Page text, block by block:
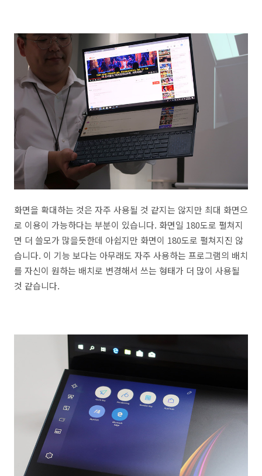
화면을 확대하는 것은 자주 사용될 것 같지는 않지만 최대 화면으
로 이용이 가능하다는 부분이 있습니다. 화면일 180도로 펼쳐지
면 더 쓸모가 많을듯한데 아쉽지만 화면이 180도로 펼쳐지진 않
습니다. 이 기능 보다는 아무래도 자주 사용하는 프로그램의 배치
를 자신이 원하는 배치로 변경해서 쓰는 형태가 더 많이 사용될
것 같습니다.